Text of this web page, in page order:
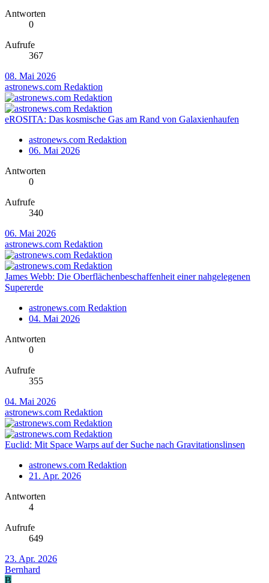
Antworten
0
Aufrufe
367
08. Mai 2026
astronews.com Redaktion
eROSITA: Das kosmische Gas am Rand von Galaxienhaufen
astronews.com Redaktion
06. Mai 2026
Antworten
0
Aufrufe
340
06. Mai 2026
astronews.com Redaktion
James Webb: Die Oberflächenbeschaffenheit einer nahgelegenen
Supererde
astronews.com Redaktion
04. Mai 2026
Antworten
0
Aufrufe
355
04. Mai 2026
astronews.com Redaktion
Euclid: Mit Space Warps auf der Suche nach Gravitationslinsen
astronews.com Redaktion
21. Apr. 2026
Antworten
4
Aufrufe
649
23. Apr. 2026
Bernhard
B